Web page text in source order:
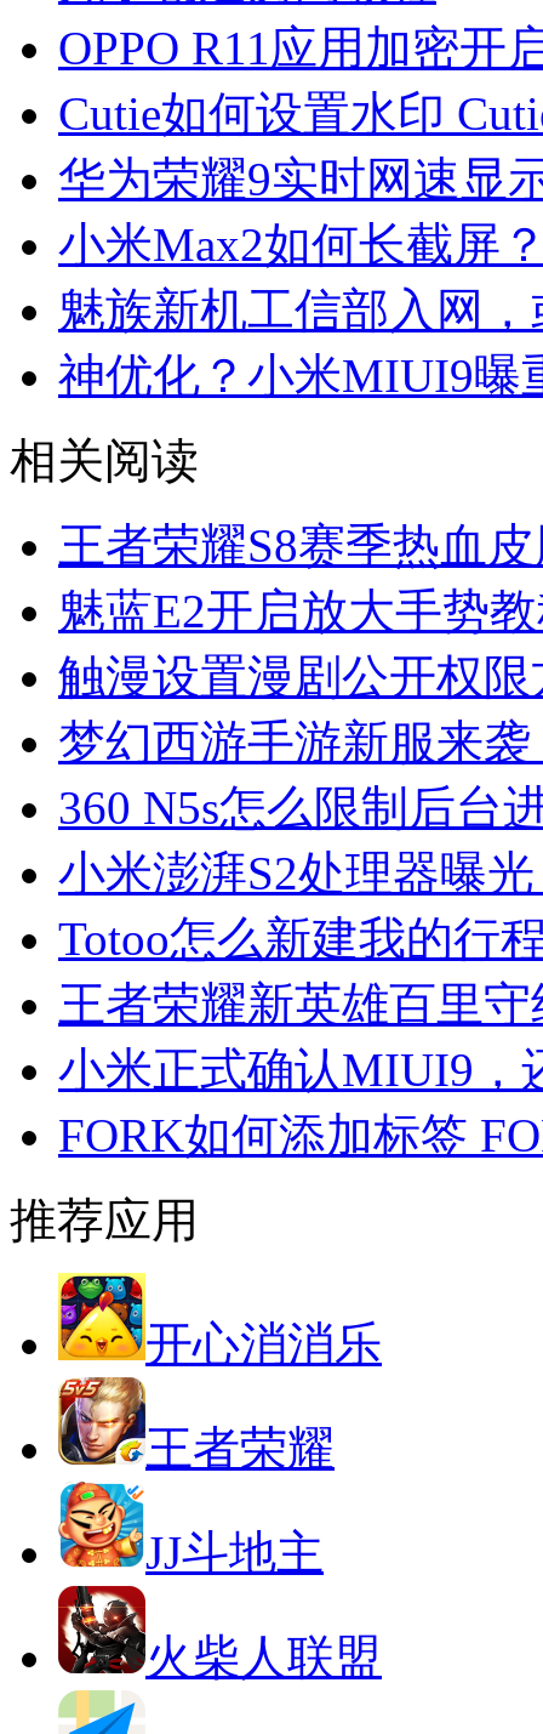
OPPO R11应用加密开
Cutie如何设置水印
华为荣耀9实时网速显
小米Max2如何长截屏
魅族新机工信部入网
神优化？小米MIUI9曝
相关阅读
王者荣耀S8赛季热血
魅蓝E2开启放大手势
触漫设置漫剧公开权限
梦幻西游手游新服来
360 N5s怎么限制后台
小米澎湃S2处理器曝
Totoo怎么新建我的行
王者荣耀新英雄百里
小米正式确认MIUI9，
FORK如何添加标签
推荐应用
开心消消乐
王者荣耀
JJ斗地主
火柴人联盟